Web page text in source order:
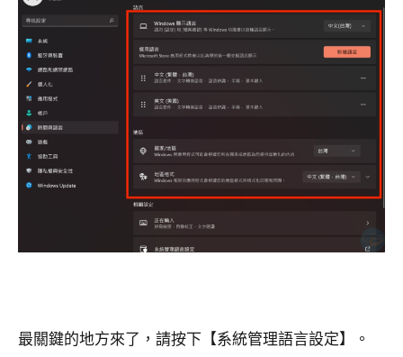
最關鍵的地方來了，請按下【系統管理語言設定】。